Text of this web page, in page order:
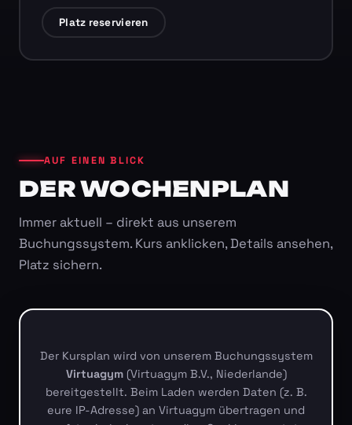
Platz reservieren
AUF EINEN BLICK
DER WOCHENPLAN
Immer aktuell – direkt aus unserem
Buchungssystem. Kurs anklicken, Details ansehen,
Platz sichern.
Der Kursplan wird von unserem Buchungssystem
Virtuagym(Virtuagym B.V., Niederlande)
bereitgestellt. Beim Laden werden Daten (z. B.
eure IP-Adresse) an Virtuagym übertragen und